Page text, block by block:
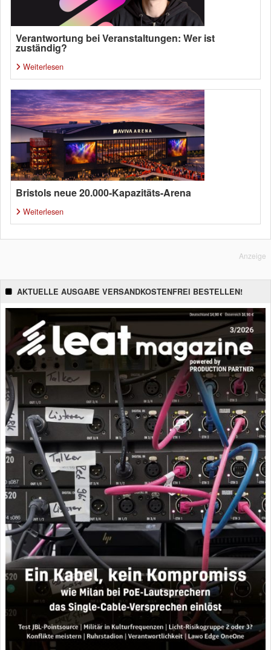
Verantwortung bei Veranstaltungen: Wer ist
zuständig?
Weiterlesen
Bristols neue 20.000-Kapazitäts-Arena
Weiterlesen
Anzeige
AKTUELLE AUSGABE VERSANDKOSTENFREI BESTELLEN!